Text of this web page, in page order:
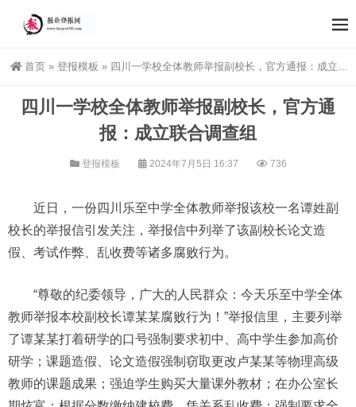
首页 » 登报模板 » 四川一学校全体教师举报副校长，官方通报：成立联合调查组
四川一学校全体教师举报副校长，官方通
报：成立联合调查组
登报模板 2024年7月5日 16:37 736
近日，一份四川乐至中学全体教师举报该校一名谭姓副
校长的举报信引发关注，举报信中列举了该副校长论文造
假、考试作弊、乱收费等诸多腐败行为。
“尊敬的纪委领导，广大的人民群众：今天乐至中学全体
教师举报本校副校长谭某某腐败行为！”举报信里，主要列举
了谭某某打着研学的口号强制要求初中、高中学生参加高价
研学；课题造假、论文造假强制窃取更改卢某某等物理高级
教师的课题成果；强迫学生购买大量课外教材；在办公室长